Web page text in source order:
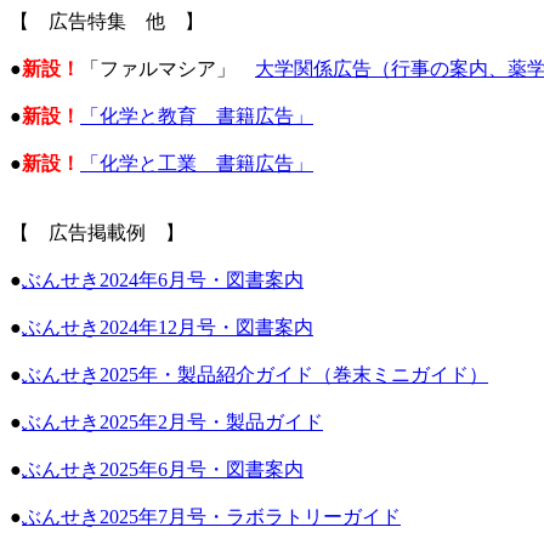
【 広告特集 他 】
●新設！ 「ファルマシア」 大学関係広告（行事の案内、薬
●新設！ 「化学と教育 書籍広告」
●新設！ 「化学と工業 書籍広告」
【 広告掲載例 】
●ぶんせき2024年6月号・図書案内
●ぶんせき2024年12月号・図書案内
●ぶんせき2025年・製品紹介ガイド（巻末ミニガイド）
●ぶんせき2025年2月号・製品ガイド
●ぶんせき2025年6月号・図書案内
●ぶんせき2025年7月号・ラボラトリーガイド